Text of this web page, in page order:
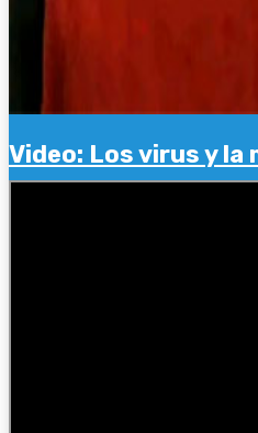
Video: Los virus y la